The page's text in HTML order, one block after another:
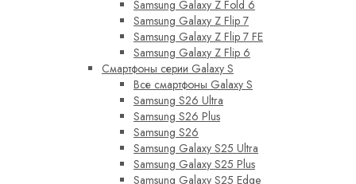
Samsung Galaxy Z Fold 6
Samsung Galaxy Z Flip 7
Samsung Galaxy Z Flip 7 FE
Samsung Galaxy Z Flip 6
Смартфоны серии Galaxy S
Все смартфоны Galaxy S
Samsung S26 Ultra
Samsung S26 Plus
Samsung S26
Samsung Galaxy S25 Ultra
Samsung Galaxy S25 Plus
Samsung Galaxy S25 Edge